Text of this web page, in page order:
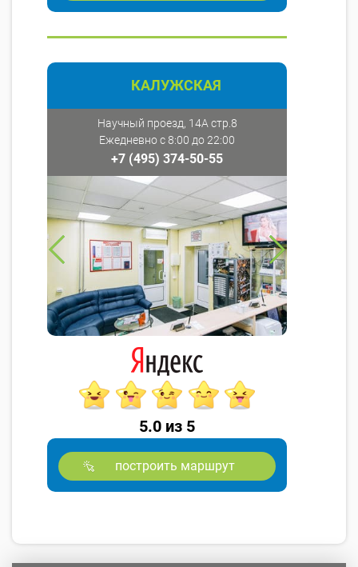
КАЛУЖСКАЯ
Научный проезд, 14А стр.8
Ежедневно с 8:00 до 22:00
+7 (495) 374-50-55
5.0 из 5
построить маршрут